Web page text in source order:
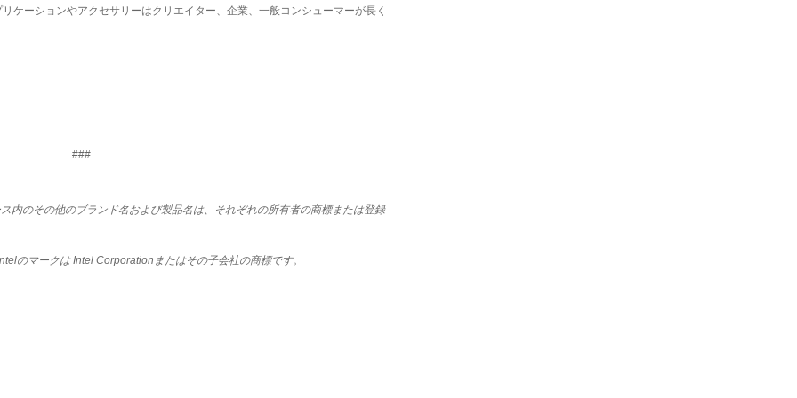
ケーションやアクセサリーはクリエイター、企業、一般コンシューマーが長く
###
内のその他のブランド名および製品名は、それぞれの所有者の商標または登録
のマークは Intel Corporationまたはその子会社の商標です。